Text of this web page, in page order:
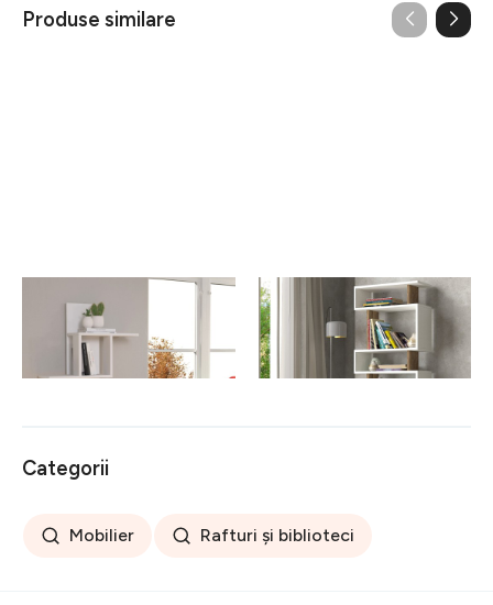
Produse similare
Raft pentru perete,
Homitis, Mill - White,
20x64x70 cm
Biblioteca Blok, Woody
Fashion, 60x19.5x165 cm,
alb/maro
398 lei
Categorii
Mobilier Rafturi și biblioteci